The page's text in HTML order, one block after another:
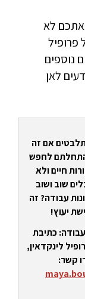
אתכם לא
נוספים
לאן
אם זה
התחלתם לחפש
חיים ולא
שוב ושוב
עבודה? זה
יעוץ!
כתיבת
לינקדאין,
קשר: